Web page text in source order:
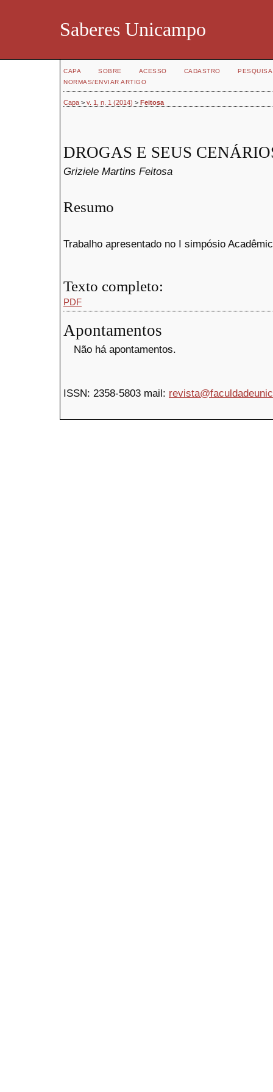
Saberes Unicampo
CAPA SOBRE ACESSO CADASTRO
PESQUISA
NORMAS/ENVIAR ARTIGO
Capa > v. 1, n. 1 (2014) > Feitosa
DROGAS E SEUS
Griziele Martins Feitosa
Resumo
Trabalho apresentado no I simpósio
Texto completo:
PDF
Apontamentos
Não há apontamentos.
ISSN: 2358-5803 mail: